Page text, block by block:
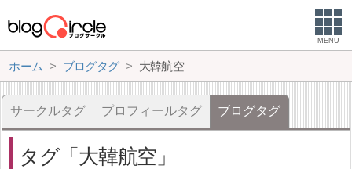
MENU
ホーム ブログタグ 大韓航空
サークルタグ プロフィールタグ ブログタグ
タグ 大韓航空